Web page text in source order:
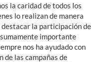
la caridad de todos los
lo realizan de manera
la participación de
importante
nos ha ayudado con
de las campañas de